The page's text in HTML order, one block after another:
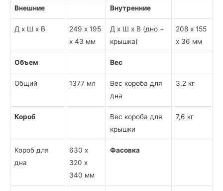
ТОРТНИЦА
9031/3290
Внешние Внутренние
Д х Ш х В
249 х 195
х 43 мм
Д х Ш х В (дно +
крышка)
208 х 155
х 36 мм
Объем Вес
Общий 1377 мл
Вес короба для
дна
3,2 кг
Короб
Вес короба для
крышки
7,6 кг
Короб для
дна
630 х
320 х
340 мм
Фасовка